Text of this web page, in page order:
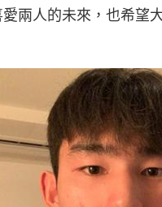
兩人的未來，也希望